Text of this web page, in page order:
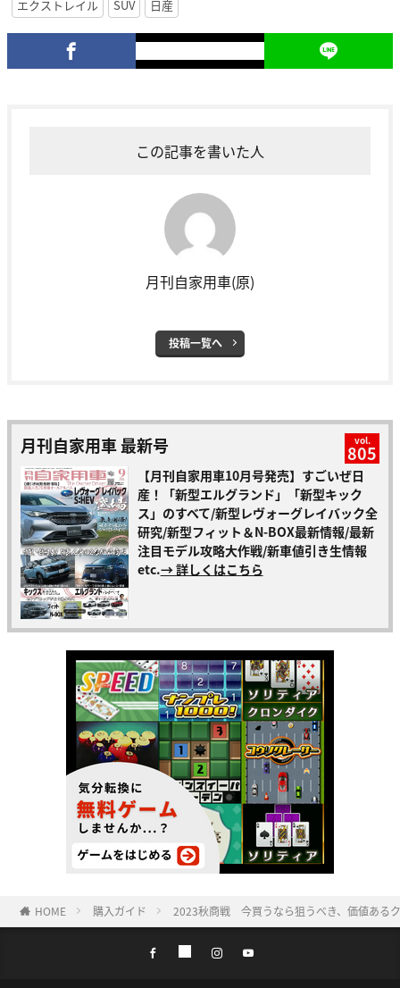
エクストレイル
SUV 日産
この記事を書いた人
月刊自家用車(原)
投稿一覧へ
月刊自家用車 最新号 vol.
805
【月刊自家用車10月号発売】すごいぜ日
産！「新型エルグランド」「新型キック
ス」のすべて/新型レヴォーグレイバック全
研究/新型フィット＆N-BOX最新情報/最新
注目モデル攻略大作戦/新車値引き生情報
etc.→ 詳しくはこちら
HOME 購入ガイド 2023秋商戦 今買うなら狙うべき、価値ある